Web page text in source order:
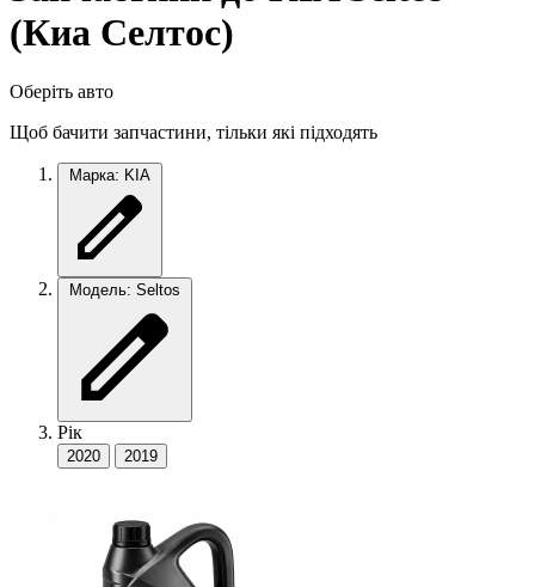
(Киа Селтос)
Оберіть авто
Щоб бачити запчастини, тільки які підходять
Марка: KIA
Модель: Seltos
Рік
2020 2019